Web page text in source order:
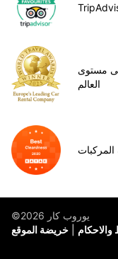
مستوى
العالم
©يوروب كار 2026
خريضة الموقع